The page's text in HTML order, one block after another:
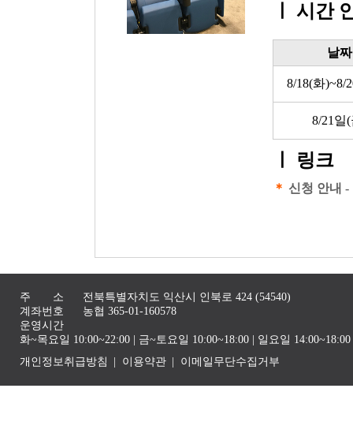
시간
날짜
8/18(화)~8/
8/21일
링크
＊ 신청 안내 -
주 소
전북특별자치도 익산시 인북로 424 (54540)
계좌번호
농협 365-01-160578
운영시간
화~목요일 10:00~22:00 | 금~토요일 10:00~18:00 | 일요일
개인정보취급방침
이용약관 이메일무단수집거부